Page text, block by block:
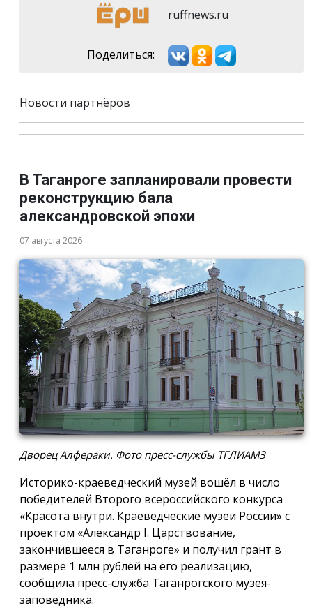
ruffnews.ru
Поделиться:
Новости партнёров
В Таганроге запланировали провести
реконструкцию бала
александровской эпохи
07 августа 2026
Дворец Алфераки. Фото пресс-службы ТГЛИАМЗ
Историко-краеведческий музей вошёл в число
победителей Второго всероссийского конкурса
«Красота внутри. Краеведческие музеи России» с
проектом «Александр I. Царствование,
закончившееся в Таганроге» и получил грант в
размере 1 млн рублей на его реализацию,
сообщила пресс-служба Таганрогского музея-
заповедника.